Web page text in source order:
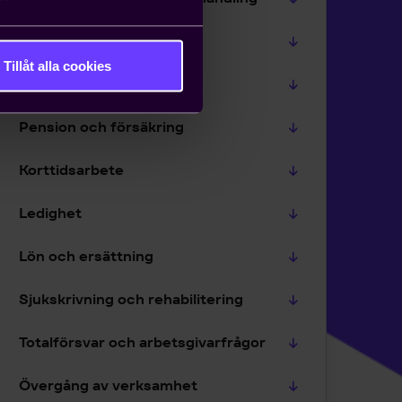
Tillåt alla cookies
Extern arbetskraft
Pension och försäkring
Korttidsarbete
Ledighet
Lön och ersättning
Sjukskrivning och rehabilitering
Totalförsvar och arbetsgivarfrågor
Övergång av verksamhet